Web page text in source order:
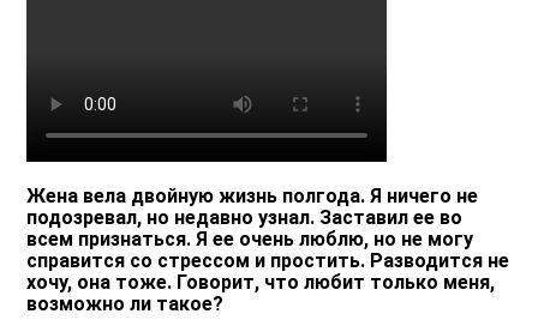
Жена вела двойную жизнь полгода. Я ничего не
подозревал, но недавно узнал. Заставил ее во
всем признаться. Я ее очень люблю, но не могу
справится со стрессом и простить. Разводится не
хочу, она тоже. Говорит, что любит только меня,
возможно ли такое?